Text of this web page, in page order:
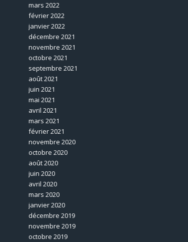
mars 2022
février 2022
janvier 2022
décembre 2021
novembre 2021
octobre 2021
septembre 2021
août 2021
juin 2021
mai 2021
avril 2021
mars 2021
février 2021
novembre 2020
octobre 2020
août 2020
juin 2020
avril 2020
mars 2020
janvier 2020
décembre 2019
novembre 2019
octobre 2019